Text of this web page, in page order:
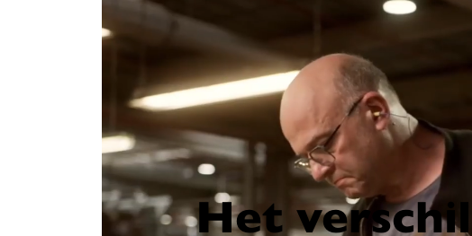
Het verschil